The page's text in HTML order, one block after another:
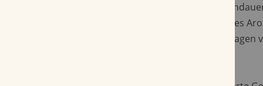
angenehmes Zugverhalten. Über eine
Minuten entfaltet der Toro ein ausgewogenes
dezenten Holz- und grasigen Akzenten, getragen